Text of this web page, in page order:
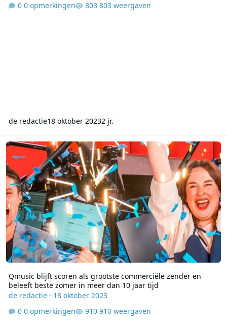
0 opmerkingen
803 weergaven
de redactie18 oktober 20232 jr.
Qmusic blijft scoren als grootste commerciële zender en beleeft
Qmusic blijft scoren als grootste commerciële zender en
beleeft beste zomer in meer dan 10 jaar tijd
de redactie· 18 oktober 2023
0 opmerkingen
910 weergaven